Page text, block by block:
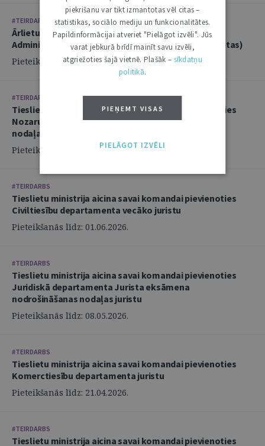
#TEIRDARBS
Ārlietu ministrija aicina savā komandā pievienoties
Administratīvi tiesiskās nodaļas juristu (2 amata vietas)
Pieteikšanās līdz: 14.06.2026.
#TEIRDARBS
Tieslietu ministrija aicina savai komandai pievienoties
Nozaru politikas departamenta Politikas izstrādes
nodaļas juristu
Pieteikšanās līdz: 02.06.2026.
#TEIRDARBS
Tieslietu ministrija aicina savai komandai pievienoties
Civiltiesību departamenta vecāko juristu
Pieteikšanās līdz: 01.06.2026.
#TEIRDARBS
Tieslietu ministrija aicina savai komandai pievienoties
Juridiskā departamenta Jurista eksāmena
nodrošināšanas nodaļas juristu
Pieteikšanās līdz: 08.05.2026.
#TEIRDARBS
Tieslietu ministrija aicina savai komandai pievienoties
Komerctiesību departamenta juristu
Pieteikšanās līdz: 21.04.2026.
#TEIRDARBS
Tieslietu ministrija aicina savai komandai pievienoties
piekrišanu var tikt izmantotas vēl citas –
statistikas, sociālo mediju un funkcionalitātes.
Papildinformācijai atveriet "Pielāgot izvēli". Jūs
varat jebkurā brīdī mainīt savu izvēli,
atgriežoties šajā vietnē. Plašāk – sīkdatņu
politikā.
PIEŅEMT VISAS
PIELĀGOT IZVĒLI